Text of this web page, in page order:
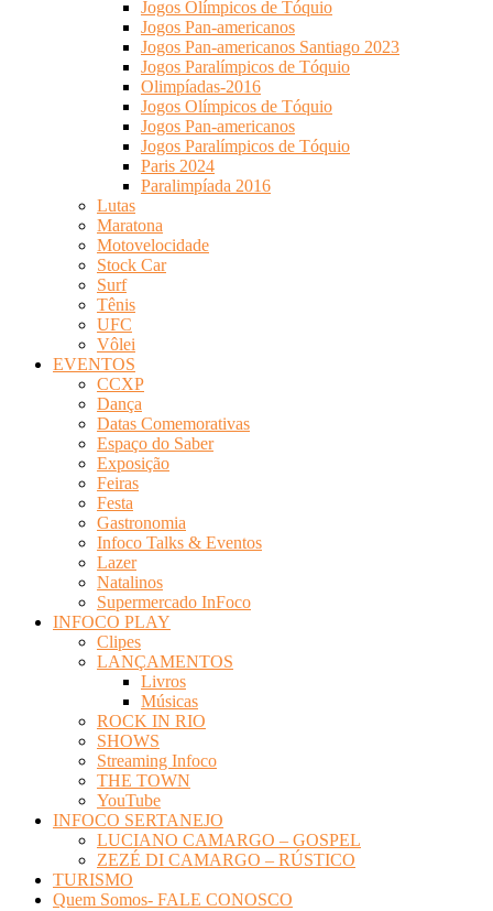
Jogos Olímpicos de Tóquio
Jogos Pan-americanos
Jogos Pan-americanos Santiago 2023
Jogos Paralímpicos de Tóquio
Olimpíadas-2016
Jogos Olímpicos de Tóquio
Jogos Pan-americanos
Jogos Paralímpicos de Tóquio
Paris 2024
Paralimpíada 2016
Lutas
Maratona
Motovelocidade
Stock Car
Surf
Tênis
UFC
Vôlei
EVENTOS
CCXP
Dança
Datas Comemorativas
Espaço do Saber
Exposição
Feiras
Festa
Gastronomia
Infoco Talks & Eventos
Lazer
Natalinos
Supermercado InFoco
INFOCO PLAY
Clipes
LANÇAMENTOS
Livros
Músicas
ROCK IN RIO
SHOWS
Streaming Infoco
THE TOWN
YouTube
INFOCO SERTANEJO
LUCIANO CAMARGO – GOSPEL
ZEZÉ DI CAMARGO – RÚSTICO
TURISMO
Quem Somos- FALE CONOSCO